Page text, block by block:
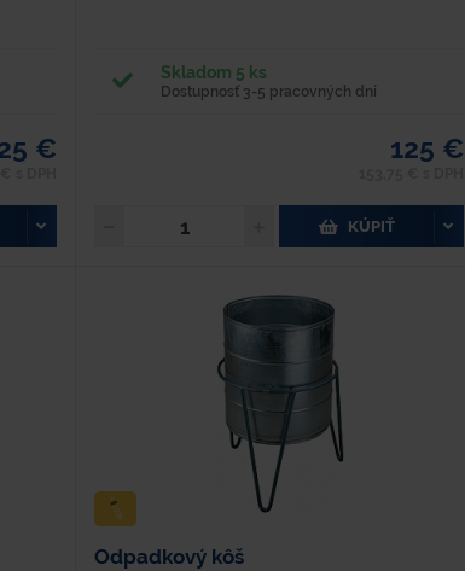
€
Skladom 5 ks
Dostupnosť 3-5 pracovných dní
125 €
KÚPIŤ
Odpadkový kôš